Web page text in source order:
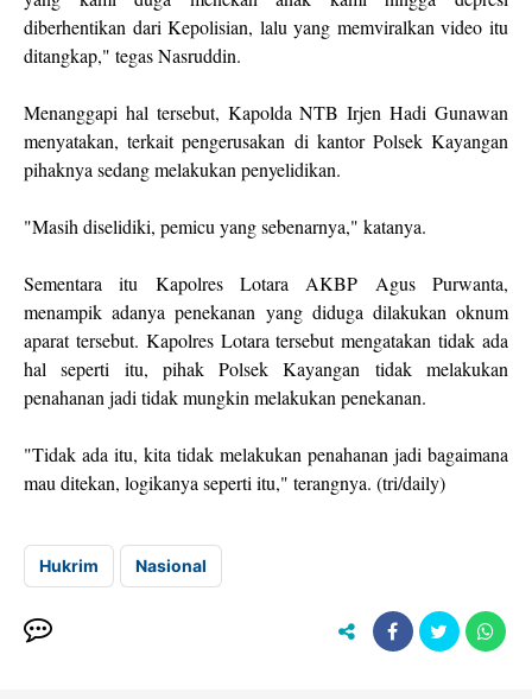
diberhentikan dari Kepolisian, lalu yang memviralkan video itu
ditangkap," tegas Nasruddin.
Menanggapi hal tersebut, Kapolda NTB Irjen Hadi Gunawan
menyatakan, terkait pengerusakan di kantor Polsek Kayangan
pihaknya sedang melakukan penyelidikan.
"Masih diselidiki, pemicu yang sebenarnya," katanya.
Sementara itu Kapolres Lotara AKBP Agus Purwanta,
menampik adanya penekanan yang diduga dilakukan oknum
aparat tersebut. Kapolres Lotara tersebut mengatakan tidak ada
hal seperti itu, pihak Polsek Kayangan tidak melakukan
penahanan jadi tidak mungkin melakukan penekanan.
"Tidak ada itu, kita tidak melakukan penahanan jadi bagaimana
mau ditekan, logikanya seperti itu," terangnya. (tri/daily)
Hukrim Nasional